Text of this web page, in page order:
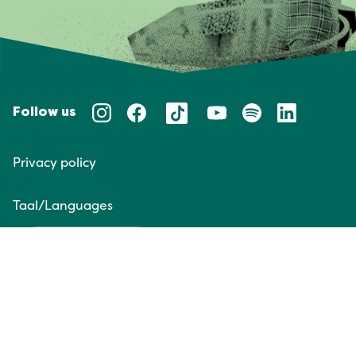
Follow us
Privacy policy
Taal/Languages